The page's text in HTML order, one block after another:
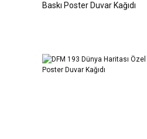
Baskı Poster Duvar Kağıdı